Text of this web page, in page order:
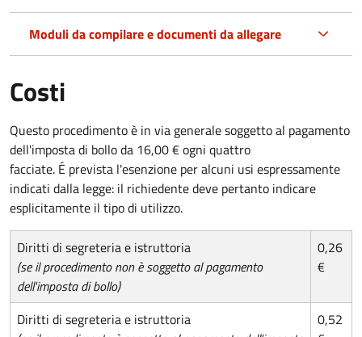
Moduli da compilare e documenti da allegare
Costi
Questo procedimento è in via generale soggetto al pagamento
dell'imposta di bollo da 16,00 € ogni quattro
facciate. É prevista l'esenzione per alcuni usi espressamente
indicati dalla legge: il richiedente deve pertanto indicare
esplicitamente il tipo di utilizzo.
Diritti di segreteria e istruttoria
(se il procedimento non è soggetto al pagamento
dell'imposta di bollo)
0,26
€
Diritti di segreteria e istruttoria
0,52